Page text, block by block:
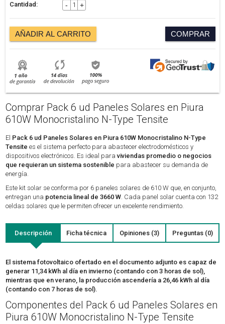
Cantidad:
- +
AÑADIR AL CARRITO COMPRAR
Comprar Pack 6 ud Paneles Solares en Piura
610W Monocristalino N-Type Tensite
El Pack 6 ud Paneles Solares en Piura 610W Monocristalino N-Type
Tensite es el sistema perfecto para abastecer electrodomésticos y
dispositivos electrónicos. Es ideal paraviviendas promedio o negocios
que requieran un sistema sostenible para abastecer su demanda de
energía.
Este kit solar se conforma por 6 paneles solares de 610 W que, en conjunto,
entregan una potencia lineal de 3660 W. Cada panel solar cuenta con 132
celdas solares que le permiten ofrecer un excelente rendimiento.
Descripción Ficha técnica Opiniones (3) Preguntas (0)
El sistema fotovoltaico ofertado en el documento adjunto es capaz de
generar 11,34 kWh al día en invierno (contando con 3 horas de sol),
mientras que en verano, la producción ascendería a 26,46 kWh al día
(contando con 7 horas de sol).
Componentes del Pack 6 ud Paneles Solares en
Piura 610W Monocristalino N-Type Tensite